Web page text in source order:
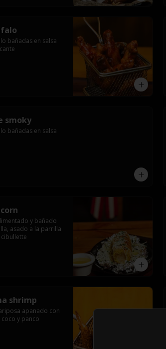
bañadas en salsa
smoky
bañadas en salsa
y bañado
asado a la parrilla
shrimp
apanado con
y panco